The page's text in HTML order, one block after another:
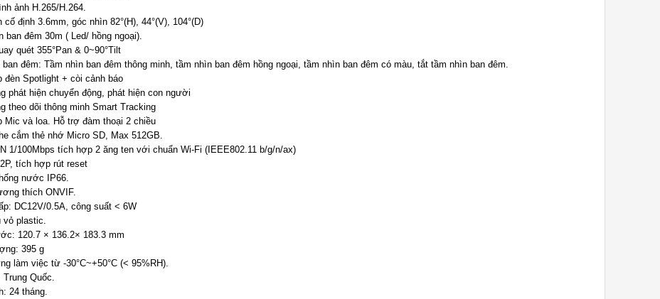
ảnh H.265/H.264.
cố định 3.6mm, góc nhìn 82°(H), 44°(V), 104°(D)
ban đêm 30m ( Led/ hồng ngoại).
quét 355°Pan & 0~90°Tilt
ban đêm: Tầm nhìn ban đêm thông minh, tầm nhìn ban đêm hồng ngoại, tầm nhìn ban đêm có màu, tắt tầm nhìn ban đêm.
đèn Spotlight + còi cảnh báo
phát hiện chuyển động, phát hiện con người
theo dõi thông minh Smart Tracking
Mic và loa. Hỗ trợ đàm thoại 2 chiều
cắm thẻ nhớ Micro SD, Max 512GB.
1/100Mbps tích hợp 2 ăng ten với chuẩn Wi-Fi (IEEE802.11 b/g/n/ax)
tích hợp rút reset
nước IP66.
thích ONVIF.
DC12V/0.5A, công suất < 6W
vỏ plastic.
120.7 × 136.2× 183.3 mm
395 g
làm việc từ -30°C~+50°C (< 95%RH).
Quốc.
24 tháng.